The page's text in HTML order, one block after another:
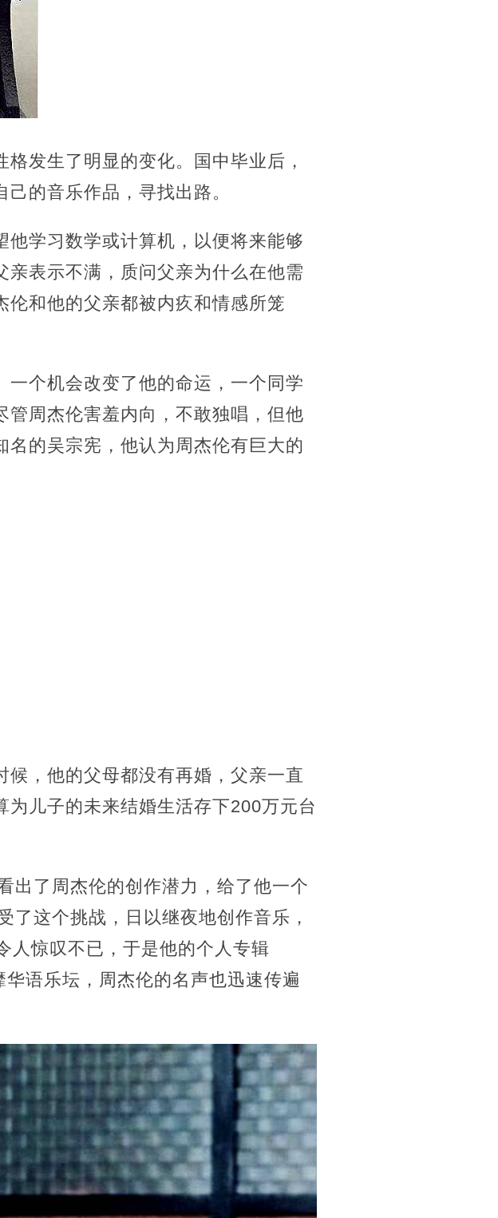
发生了明显的变化。国中毕业后，
的音乐作品，寻找出路。
学习数学或计算机，以便将来能够
表示不满，质问父亲为什么在他需
和他的父亲都被内疚和情感所笼
个机会改变了他的命运，一个同学
周杰伦害羞内向，不敢独唱，但他
的吴宗宪，他认为周杰伦有巨大的
，他的父母都没有再婚，父亲一直
儿子的未来结婚生活存下200万元台
出了周杰伦的创作潜力，给了他一个
这个挑战，日以继夜地创作音乐，
人惊叹不已，于是他的个人专辑
语乐坛，周杰伦的名声也迅速传遍